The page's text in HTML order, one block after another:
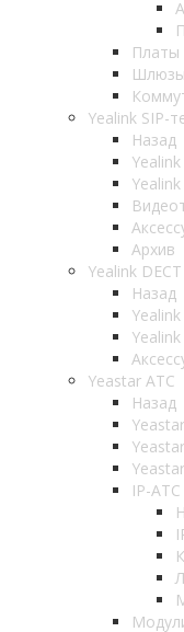
Платы
Шлюзы
Yealink SIP-
Назад
Архив
Yealink DECT
Назад
Yeastar АТС
Назад
IP-